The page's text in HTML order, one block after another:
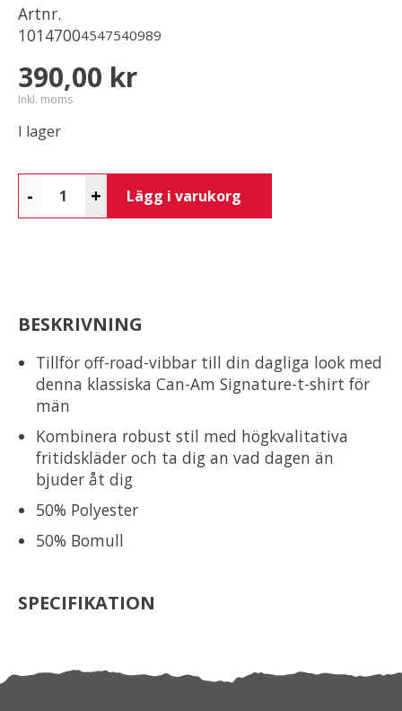
Artnr.
10147004547540989
390,00 kr
Inkl. moms
I lager
- + Lägg i varukorg
BESKRIVNING
Tillför off-road-vibbar till din dagliga look med
denna klassiska Can-Am Signature-t-shirt för
män
Kombinera robust stil med högkvalitativa
fritidskläder och ta dig an vad dagen än
bjuder åt dig
50% Polyester
50% Bomull
SPECIFIKATION